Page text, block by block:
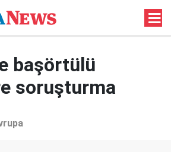
başörtülü
soruşturma